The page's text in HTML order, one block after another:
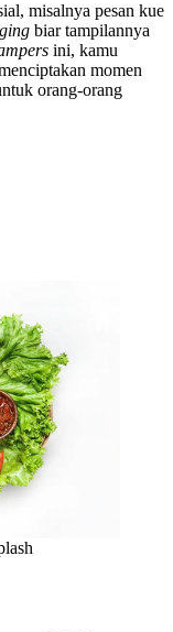
misalnya pesan kue
biar tampilannya
ini, kamu
momen
orang-orang